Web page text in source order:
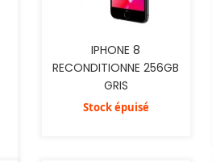
IPHONE 8
RECONDITIONNE 256GB
GRIS
Stock épuisé